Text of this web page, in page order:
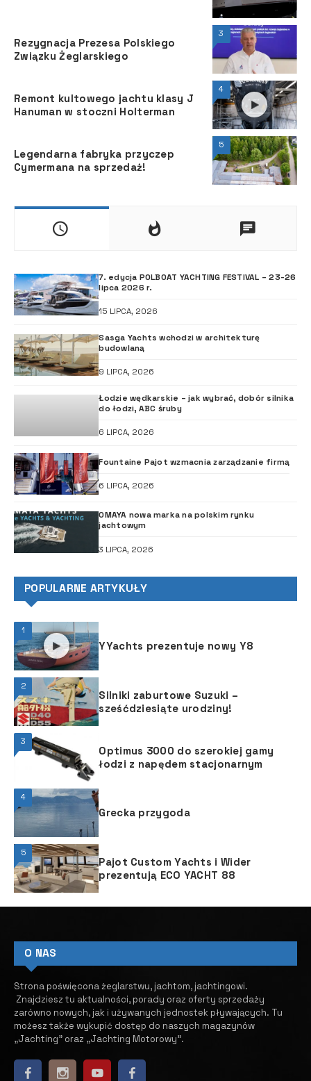
3
Rezygnacja Prezesa Polskiego
Związku Żeglarskiego
4
Remont kultowego jachtu klasy J
Hanuman w stoczni Holterman
5
Legendarna fabryka przyczep
Cymermana na sprzedaż!
7. edycja POLBOAT YACHTING FESTIVAL – 23-26
lipca 2026 r.
15 LIPCA, 2026
Sasga Yachts wchodzi w architekturę
budowlaną
9 LIPCA, 2026
Łodzie wędkarskie – jak wybrać, dobór silnika
do łodzi, ABC śruby
6 LIPCA, 2026
Fountaine Pajot wzmacnia zarządzanie firmą
6 LIPCA, 2026
OMAYA nowa marka na polskim rynku
jachtowym
3 LIPCA, 2026
POPULARNE ARTYKUŁY
1
YYachts prezentuje nowy Y8
2
Silniki zaburtowe Suzuki –
sześćdziesiąte urodziny!
3
Optimus 3000 do szerokiej gamy
łodzi z napędem stacjonarnym
4
Grecka przygoda
5
Pajot Custom Yachts i Wider
prezentują ECO YACHT 88
O NAS
Strona poświęcona żeglarstwu, jachtom, jachtingowi.
Znajdziesz tu aktualności, porady oraz oferty sprzedaży
zarówno nowych, jak i używanych jednostek pływających. ​ Tu
możesz także wykupić dostęp do naszych magazynów
„Jachting” oraz „Jachting Motorowy”.